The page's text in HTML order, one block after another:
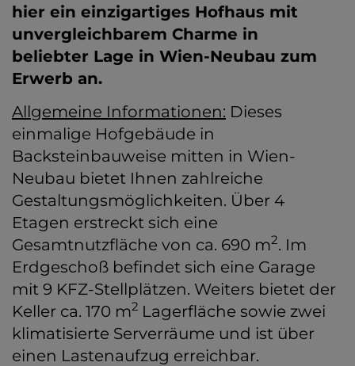
hier ein einzigartiges Hofhaus mit
unvergleichbarem Charme in
beliebter Lage in Wien-Neubau zum
Erwerb an.
Allgemeine Informationen: Dieses
einmalige Hofgebäude in
Backsteinbauweise mitten in Wien-
Neubau bietet Ihnen zahlreiche
Gestaltungsmöglichkeiten. Über 4
Etagen erstreckt sich eine
Gesamtnutzfläche von ca. 690 m2. Im
Erdgeschoß befindet sich eine Garage
mit 9 KFZ-Stellplätzen. Weiters bietet der
Keller ca. 170 m2 Lagerfläche sowie zwei
klimatisierte Serverräume und ist über
einen Lastenaufzug erreichbar.